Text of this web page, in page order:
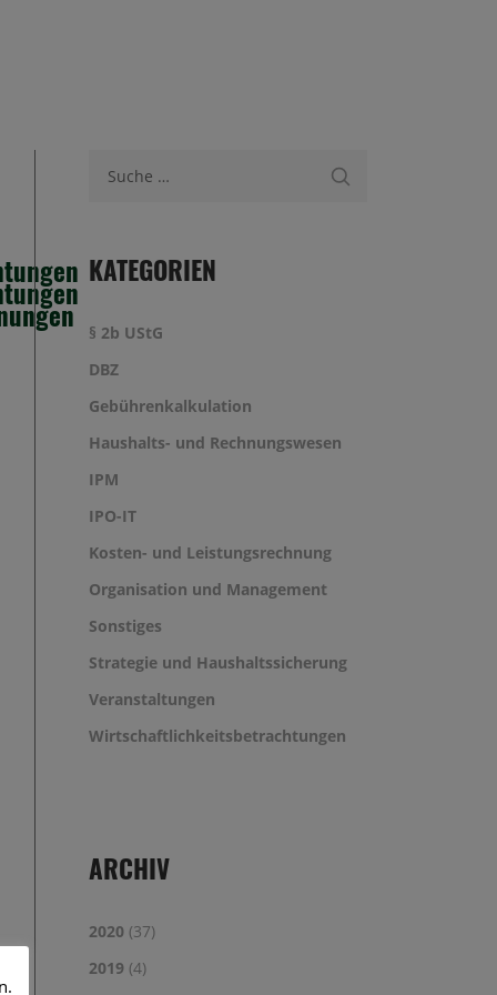
KATEGORIEN
§ 2b UStG
DBZ
Gebührenkalkulation
Haushalts- und Rechnungswesen
IPM
IPO-IT
Kosten- und Leistungsrechnung
Organisation und Management
Sonstiges
Strategie und Haushaltssicherung
Veranstaltungen
Wirtschaftlichkeitsbetrachtungen
ARCHIV
2020 (37)
2019 (4)